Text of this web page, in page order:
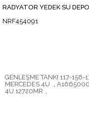
NRF454091
GENLEŞME TANKI 117-
MERCEDES 4U
4U.12720MR